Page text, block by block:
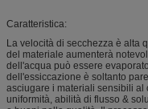
Caratteristica:
La velocità di secchezza è alta
del materiale aumenterà
dell'acqua può essere
dell'essiccazione è soltanto
asciugare i materiali sensibili al
uniformità, abilità di flusso &